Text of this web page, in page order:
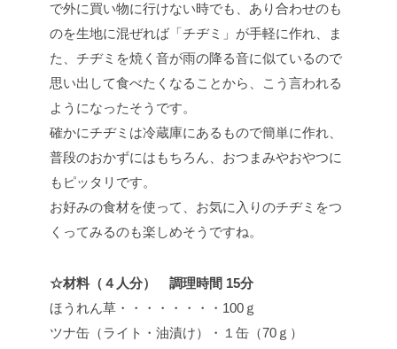
で外に買い物に行けない時でも、あり合わせのも
のを生地に混ぜれば「チヂミ」が手軽に作れ、ま
た、チヂミを焼く音が雨の降る音に似ているので
思い出して食べたくなることから、こう言われる
ようになったそうです。
確かにチヂミは冷蔵庫にあるもので簡単に作れ、
普段のおかずにはもちろん、おつまみやおやつに
もピッタリです。
お好みの食材を使って、お気に入りのチヂミをつ
くってみるのも楽しめそうですね。
☆材料（４人分） 調理時間 15分
ほうれん草・・・・・・・・100ｇ
ツナ缶（ライト・油漬け）・１缶（70ｇ）